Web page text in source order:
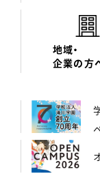
地域・
企業の方